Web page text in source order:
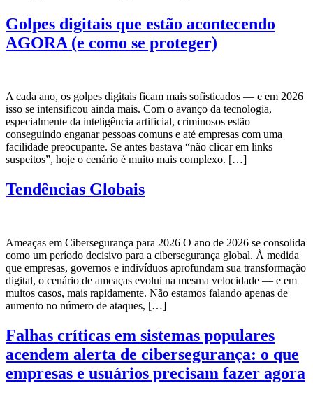
Golpes digitais que estão acontecendo
AGORA (e como se proteger)
A cada ano, os golpes digitais ficam mais sofisticados — e em 2026
isso se intensificou ainda mais. Com o avanço da tecnologia,
especialmente da inteligência artificial, criminosos estão
conseguindo enganar pessoas comuns e até empresas com uma
facilidade preocupante. Se antes bastava “não clicar em links
suspeitos”, hoje o cenário é muito mais complexo. […]
Tendências Globais
Ameaças em Cibersegurança para 2026 O ano de 2026 se consolida
como um período decisivo para a cibersegurança global. À medida
que empresas, governos e indivíduos aprofundam sua transformação
digital, o cenário de ameaças evolui na mesma velocidade — e em
muitos casos, mais rapidamente. Não estamos falando apenas de
aumento no número de ataques, […]
Falhas críticas em sistemas populares
acendem alerta de cibersegurança: o que
empresas e usuários precisam fazer agora